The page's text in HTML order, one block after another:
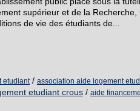
supérieur et de la
de vie des étudiants de...
etudiant/ association aide logement
etudiant crous / aide